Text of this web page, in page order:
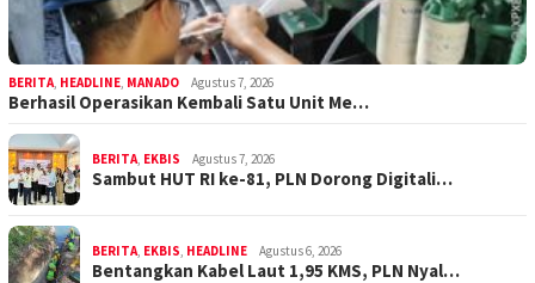
BERITA, HEADLINE, MANADO Agustus 7, 2026
Berhasil Operasikan Kembali Satu Unit Me…
BERITA, EKBIS Agustus 7, 2026
Sambut HUT RI ke-81, PLN Dorong Digitali…
BERITA, EKBIS, HEADLINE Agustus 6, 2026
Bentangkan Kabel Laut 1,95 KMS, PLN Nyal…